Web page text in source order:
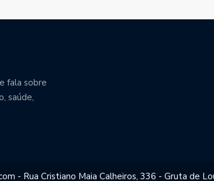
fala sobre
saúde,
- Rua Cristiano Maia Calheiros, 336 - Gruta de